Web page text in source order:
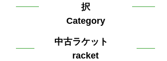
択
Category
中古ラケット
racket